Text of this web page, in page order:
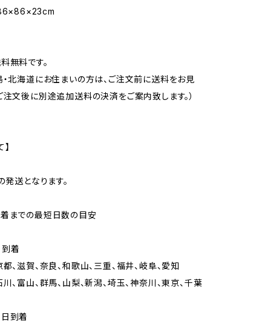
無料です。
・北海道にお住まいの方は、ご注文前に送料をお見
注文後に別途追加送料の決済をご案内致します。）
送となります。
までの最短日数の目安
着
都、滋賀、奈良、和歌山、三重、福井、岐阜、愛知
川、富山、群馬、山梨、新潟、埼玉、神奈川、東京、千葉
到着